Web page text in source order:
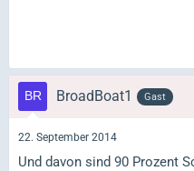
BroadBoat1 Gast
22. September 2014
Und davon sind 90 Prozent